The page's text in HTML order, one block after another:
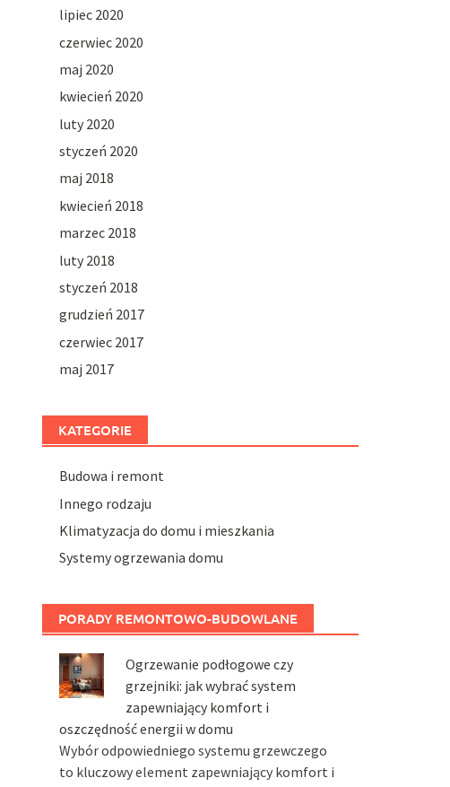
lipiec 2020
czerwiec 2020
maj 2020
kwiecień 2020
luty 2020
styczeń 2020
maj 2018
kwiecień 2018
marzec 2018
luty 2018
styczeń 2018
grudzień 2017
czerwiec 2017
maj 2017
KATEGORIE
Budowa i remont
Innego rodzaju
Klimatyzacja do domu i mieszkania
Systemy ogrzewania domu
PORADY REMONTOWO-BUDOWLANE
Ogrzewanie podłogowe czy
grzejniki: jak wybrać system
zapewniający komfort i
oszczędność energii w domu
Wybór odpowiedniego systemu grzewczego
to kluczowy element zapewniający komfort i